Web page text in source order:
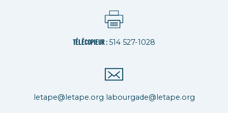
TÉLÉCOPIEUR :514 527-1028
letape@letape.org labourgade@letape.org